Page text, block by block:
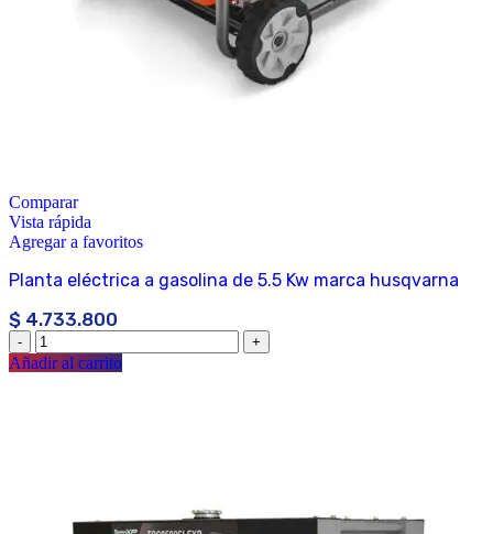
Comparar
Vista rápida
Agregar a favoritos
Planta eléctrica a gasolina de 5.5 Kw marca husqvarna
$ 4.733.800
Añadir al carrito